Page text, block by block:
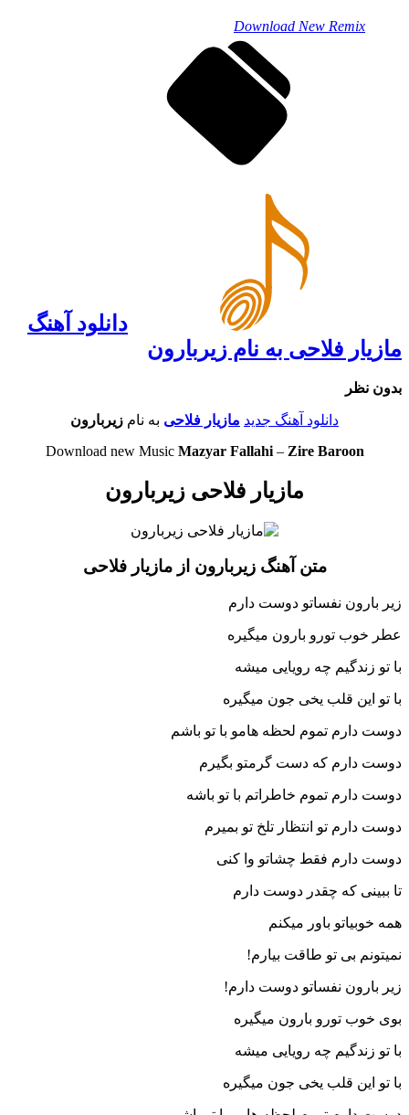
Download New Remix
دانلود آهنگ
مازیار فلاحی به نام زیربارون
بدون نظر
دانلود آهنگ جدید مازیار فلاحی به نام زیربارون
Download new Music Mazyar Fallahi– Zire Baroon
مازیار فلاحی زیربارون
متن آهنگ زیربارون از مازیار فلاحی
زیر بارون نفساتو دوست دارم
عطر خوب تورو بارون میگیره
با تو زندگیم چه رویایی میشه
با تو این قلب یخی جون میگیره
دوست دارم تموم لحظه هامو با تو باشم
دوست دارم که دست گرمتو بگیرم
دوست دارم تموم خاطراتم با تو باشه
دوست دارم تو انتظار تلخ تو بمیرم
دوست دارم فقط چشاتو وا کنی
تا ببینی که چقدر دوست دارم
همه خوبیاتو باور میکنم
نمیتونم بی تو طاقت بیارم!
زیر بارون نفساتو دوست دارم!
بوی خوب تورو بارون میگیره
با تو زندگیم چه رویایی میشه
با تو این قلب یخی جون میگیره